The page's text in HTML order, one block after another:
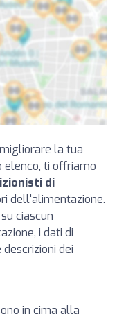
la tua
elenco, ti offriamo
di
dell'alimentazione.
ciascun
i dati di
dei
in cima alla